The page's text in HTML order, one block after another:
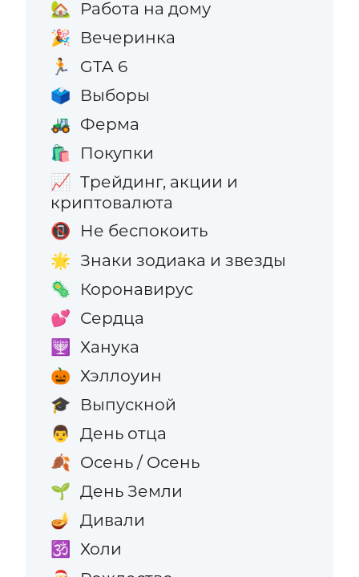
🏡 Работа на дому
🎉 Вечеринка
🏃 GTA 6
🗳️ Выборы
🚜 Ферма
🛍️ Покупки
📈 Трейдинг, акции и
криптовалюта
📵 Не беспокоить
🌟 Знаки зодиака и звезды
🦠 Коронавирус
💕 Сердца
🕎 Ханука
🎃 Хэллоуин
🎓 Выпускной
👨 День отца
🍂 Осень / Осень
🌱 День Земли
🪔 Дивали
🕉️ Холи